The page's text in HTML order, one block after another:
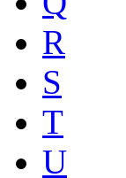
R
S
T
U